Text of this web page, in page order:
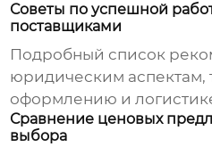
Советы по успешной
поставщиками
Подробный список
юридическим аспектам,
оформлению и
Сравнение ценовых
выбора